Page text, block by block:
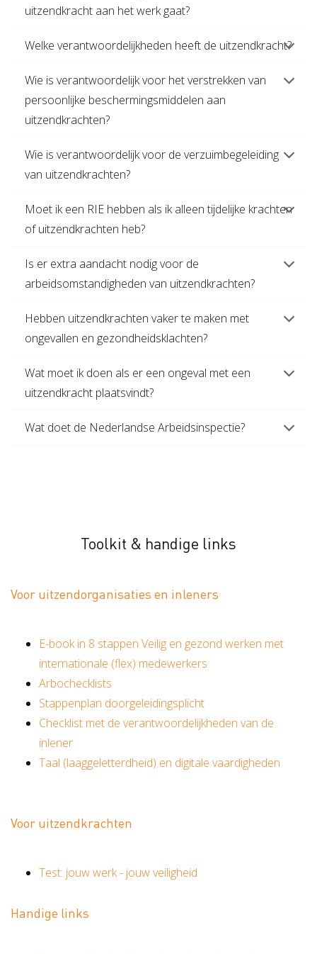
uitzendkracht aan het werk gaat?
Welke verantwoordelijkheden heeft de uitzendkracht?
Wie is verantwoordelijk voor het verstrekken van
persoonlijke beschermingsmiddelen aan
uitzendkrachten?
Wie is verantwoordelijk voor de verzuimbegeleiding
van uitzendkrachten?
Moet ik een RIE hebben als ik alleen tijdelijke krachten
of uitzendkrachten heb?
Is er extra aandacht nodig voor de
arbeidsomstandigheden van uitzendkrachten?
Hebben uitzendkrachten vaker te maken met
ongevallen en gezondheidsklachten?
Wat moet ik doen als er een ongeval met een
uitzendkracht plaatsvindt?
Wat doet de Nederlandse Arbeidsinspectie?
Toolkit & handige links
Voor uitzendorganisaties en inleners
E-book in 8 stappen Veilig en gezond werken met
internationale (flex) medewerkers
Arbochecklists
Stappenplan doorgeleidingsplicht
Checklist met de verantwoordelijkheden van de
inlener
Taal (laaggeletterdheid) en digitale vaardigheden
Voor uitzendkrachten
Test: jouw werk - jouw veiligheid
Handige links